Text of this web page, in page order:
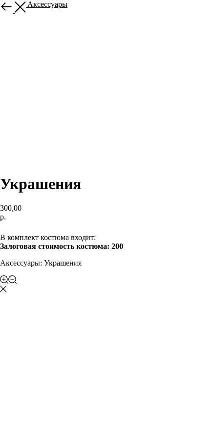
Назад в Аксессуары
Украшения
300,00
р.
В комплект костюма входит:
Залоговая стоимость костюма: 200
Аксессуары: Украшения